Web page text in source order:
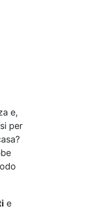
miscelabili per ottenere
e,
per
e